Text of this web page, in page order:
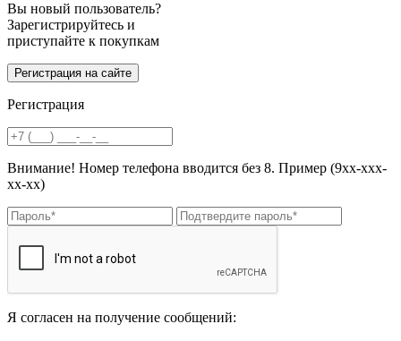
Вы новый пользователь?
Зарегистрируйтесь и
приступайте к покупкам
Регистрация
Внимание! Номер телефона вводится без 8. Пример (9хх-ххх-
хх-хх)
Я согласен на получение сообщений: